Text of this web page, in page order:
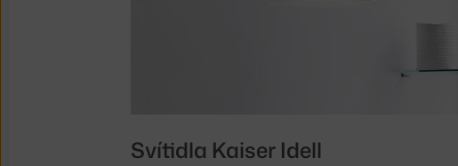
Svítidla Kaiser Idell